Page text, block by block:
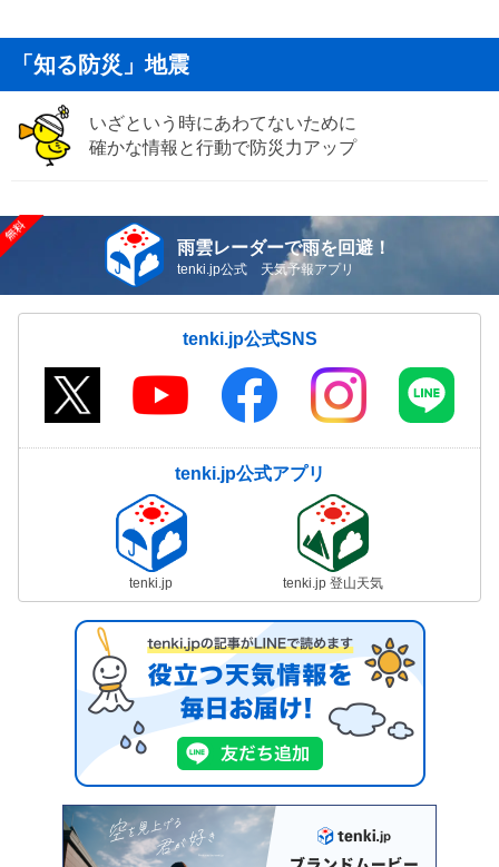
「知る防災」地震
いざという時にあわてないために
確かな情報と行動で防災力アップ
雨雲レーダーで雨を回避！
tenki.jp公式 天気予報アプリ
tenki.jp公式SNS
tenki.jp公式アプリ
tenki.jp tenki.jp 登山天気